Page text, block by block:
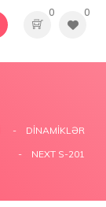
0 0
DINAMIKLƏR
NEXT S-201